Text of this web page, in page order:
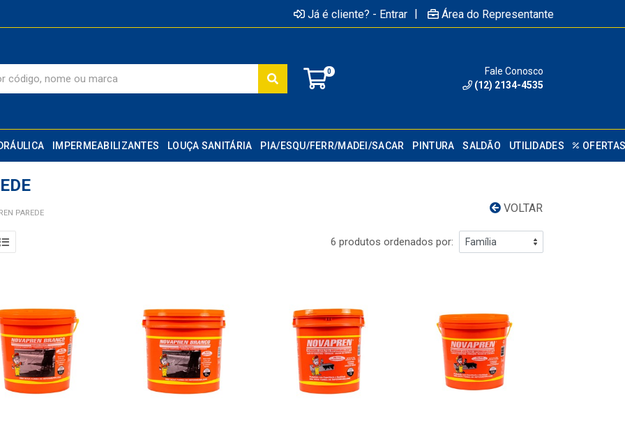
Já é cliente? - Entrar | Área do Representante
0
Fale Conosco
(12) 2134-4535
IMPERMEABILIZANTES LOUÇA SANITÁRIA PIA/ESQU/FERR/MADEI/SACAR PINTURA SALDÃO UTILIDADES
VOLTAR
PAREDE
6 produtos ordenados por: